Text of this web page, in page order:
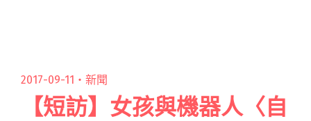
2017-09-11・ 新聞
【短訪】女孩與機器人〈自